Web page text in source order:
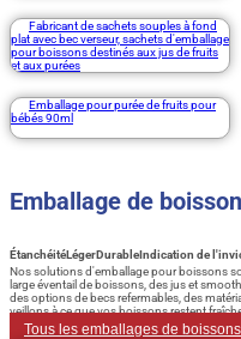
Fabricant de sachets souples à fond
plat avec bec verseur, sachets d'emballage
pour boissons destinés aux jus de fruits
et aux purées
Emballage pour purée de fruits pour
bébés 90ml
Emballage de
ÉtanchéitéLégerDurableIndication de
Nos solutions d'emballage pour boissons
large éventail de boissons, des jus et
des options de becs refermables, des
veillons à ce que vos boissons restent
Tous les emballages de boissons